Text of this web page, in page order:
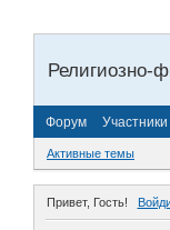
Религиозно-
Форум Участники
Активные темы
Привет, Гость!